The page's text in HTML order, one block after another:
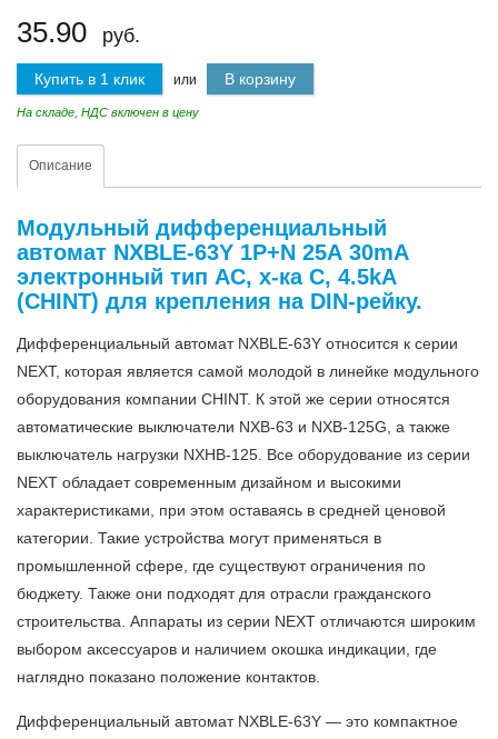
35.90 руб.
Купить в 1 клик или В корзину
На складе, НДС включен в цену
Описание
Модульный дифференциальный
автомат NXBLE-63Y 1P+N 25А 30mA
электронный тип AС, х-ка С, 4.5kA
(CHINT) для крепления на DIN-рейку.
Дифференциальный автомат NXBLE-63Y относится к серии
NEXT, которая является самой молодой в линейке модульного
оборудования компании CHINT. К этой же серии относятся
автоматические выключатели NXB-63 и NXB-125G, а также
выключатель нагрузки NXHB-125. Все оборудование из серии
NEXT обладает современным дизайном и высокими
характеристиками, при этом оставаясь в средней ценовой
категории. Такие устройства могут применяться в
промышленной сфере, где существуют ограничения по
бюджету. Также они подходят для отрасли гражданского
строительства. Аппараты из серии NEXT отличаются широким
выбором аксессуаров и наличием окошка индикации, где
наглядно показано положение контактов.
Дифференциальный автомат NXBLE-63Y — это компактное